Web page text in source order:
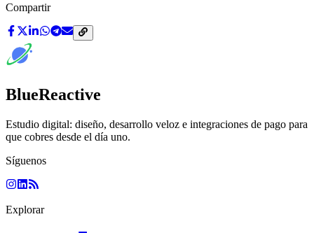
Compartir
BlueReactive
Estudio digital: diseño, desarrollo veloz e integraciones de pago para
que cobres desde el día uno.
Síguenos
Explorar